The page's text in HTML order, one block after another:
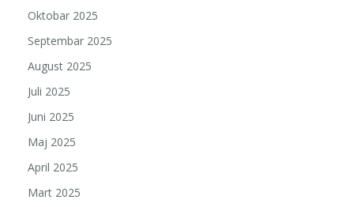
Oktobar 2025
Septembar 2025
August 2025
Juli 2025
Juni 2025
Maj 2025
April 2025
Mart 2025